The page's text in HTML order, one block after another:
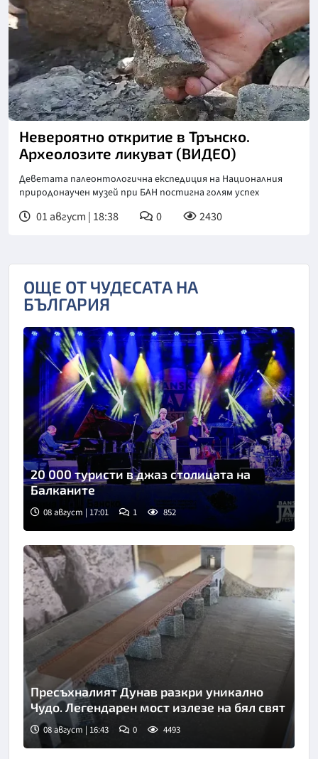
Невероятно откритие в Трънско.
Археолозите ликуват (ВИДЕО)
Деветата палеонтологична експедиция на Националния
природонаучен музей при БАН постигна голям успех
01 август | 18:38 0 2430
ОЩЕ ОТ ЧУДЕСАТА НА
БЪЛГАРИЯ
20 000 туристи в джаз столицата на
Балканите
08 август | 17:01 1 852
Пресъхналият Дунав разкри уникално
Чудо. Легендарен мост излезе на бял свят
08 август | 16:43 0 4493